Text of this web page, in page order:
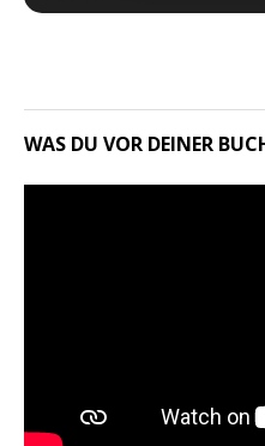
WAS DU VOR DEINER